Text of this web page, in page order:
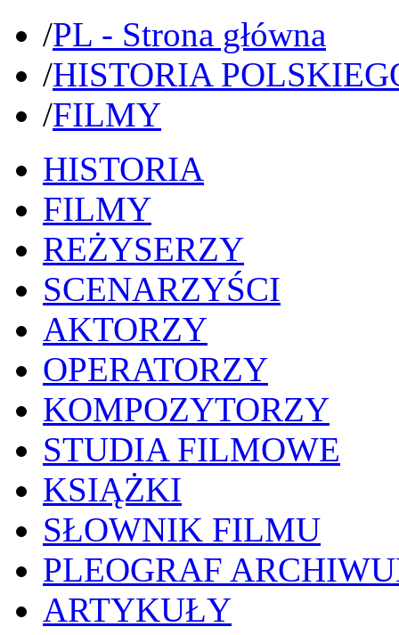
/PL - Strona główna
/HISTORIA
/FILMY
HISTORIA
FILMY
REŻYSERZY
SCENARZYŚCI
AKTORZY
OPERATORZY
KOMPOZYTORZY
STUDIA FILMOWE
KSIĄŻKI
SŁOWNIK FILMU
PLEOGRAF
ARTYKUŁY